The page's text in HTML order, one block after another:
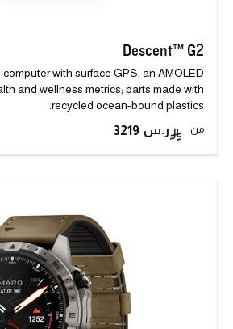
Descent™ G2
with surface GPS, an AMOLED
and wellness metrics; parts made with
recycled ocean-bound plastics.
من 3219